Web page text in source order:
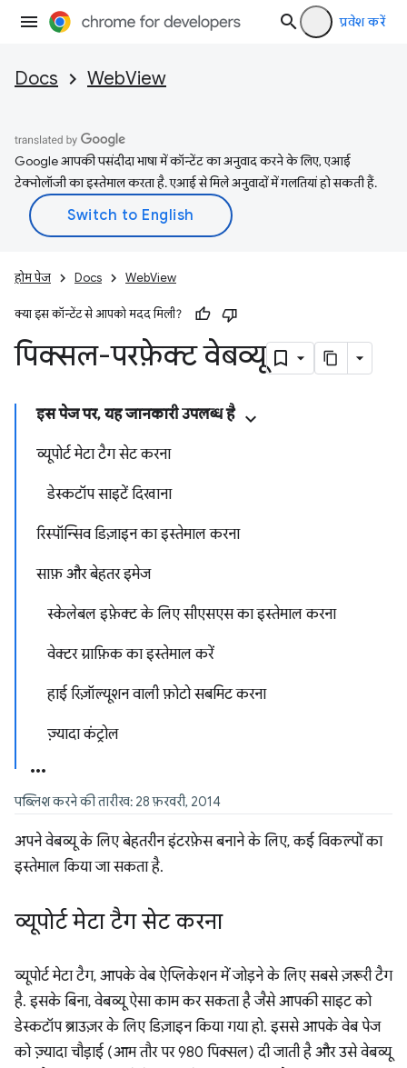
प्रवेश करें
Docs WebView
Google आपकी पसंदीदा भाषा में कॉन्टेंट का अनुवाद करने के लिए, एआई
टेक्नोलॉजी का इस्तेमाल करता है. एआई से मिले अनुवादों में गलतियां हो सकती हैं.
होम पेज Docs WebView
क्या इस कॉन्टेंट से आपको मदद मिली?
पिक्सल-परफ़ेक्ट वेबव्यू
इस पेज पर, यह जानकारी उपलब्ध है
व्यूपोर्ट मेटा टैग सेट करना
डेस्कटॉप साइटें दिखाना
रिस्पॉन्सिव डिज़ाइन का इस्तेमाल करना
साफ़ और बेहतर इमेज
स्केलेबल इफ़ेक्ट के लिए सीएसएस का इस्तेमाल करना
वेक्टर ग्राफ़िक का इस्तेमाल करें
हाई रिज़ॉल्यूशन वाली फ़ोटो सबमिट करना
ज़्यादा कंट्रोल
पब्लिश करने की तारीख: 28 फ़रवरी, 2014
अपने वेबव्यू के लिए बेहतरीन इंटरफ़ेस बनाने के लिए, कई विकल्पों का
इस्तेमाल किया जा सकता है.
व्यूपोर्ट मेटा टैग सेट करना
व्यूपोर्ट मेटा टैग, आपके वेब ऐप्लिकेशन में जोड़ने के लिए सबसे ज़रूरी टैग
है. इसके बिना, वेबव्यू ऐसा काम कर सकता है जैसे आपकी साइट को
डेस्कटॉप ब्राउज़र के लिए डिज़ाइन किया गया हो. इससे आपके वेब पेज
को ज़्यादा चौड़ाई (आम तौर पर 980 पिक्सल) दी जाती है और उसे वेबव्यू